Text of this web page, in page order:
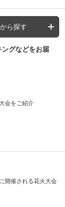
ら探す
ングなどをお届
会をご紹介
開催される花火大会